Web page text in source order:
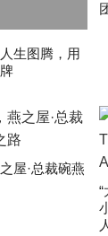
生图腾，用
屋·总裁碗燕